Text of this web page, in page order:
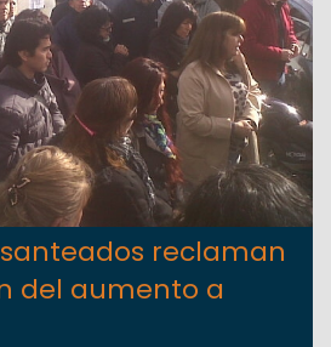
reclaman
del aumento a